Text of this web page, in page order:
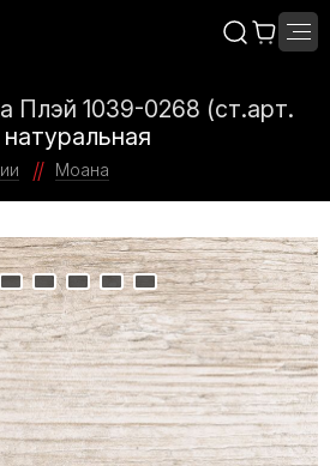
Плэй 1039-0268 (ст.арт.
Моана